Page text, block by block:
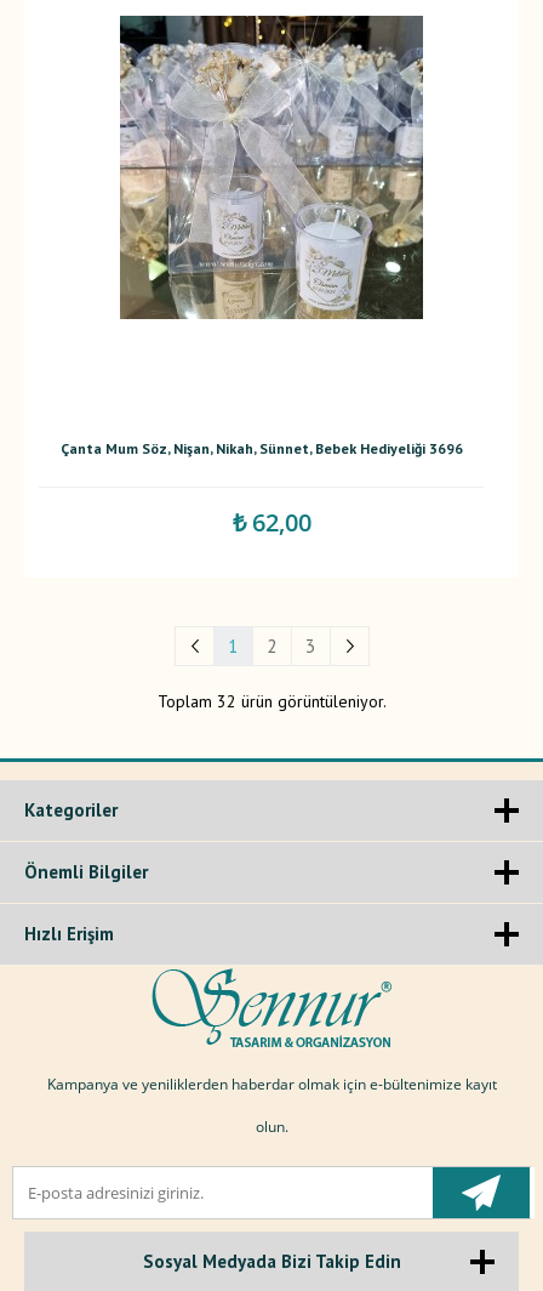
Çanta Mum Söz, Nişan, Nikah, Sünnet, Bebek Hediyeliği 3696
₺ 62,00
1 2 3
Toplam 32 ürün görüntüleniyor.
Kategoriler
Önemli Bilgiler
Hızlı Erişim
Kampanya ve yeniliklerden haberdar olmak için e-bültenimize kayıt
olun.
Sosyal Medyada Bizi Takip Edin